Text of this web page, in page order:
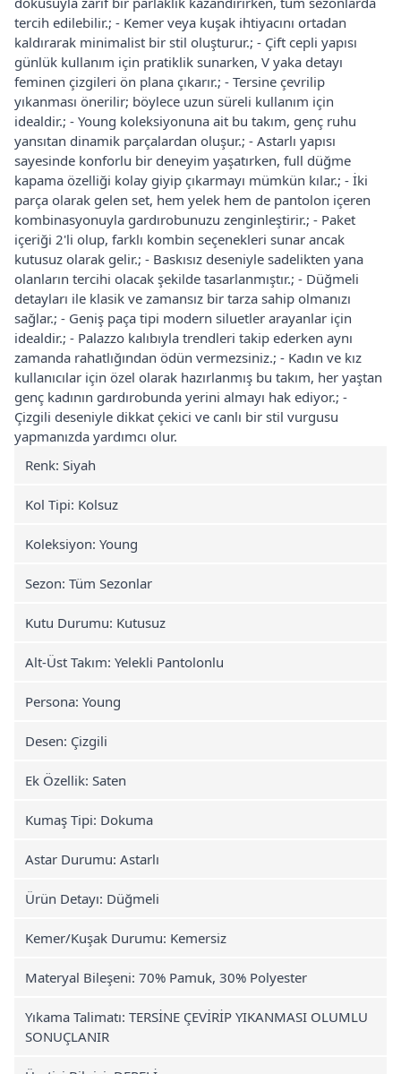
tercih edilebilir.; - Kemer veya kuşak ihtiyacını ortadan
kaldırarak minimalist bir stil oluşturur.; - Çift cepli yapısı
günlük kullanım için pratiklik sunarken, V yaka detayı
feminen çizgileri ön plana çıkarır.; - Tersine çevrilip
yıkanması önerilir; böylece uzun süreli kullanım için
idealdir.; - Young koleksiyonuna ait bu takım, genç ruhu
yansıtan dinamik parçalardan oluşur.; - Astarlı yapısı
sayesinde konforlu bir deneyim yaşatırken, full düğme
kapama özelliği kolay giyip çıkarmayı mümkün kılar.; - İki
parça olarak gelen set, hem yelek hem de pantolon içeren
kombinasyonuyla gardırobunuzu zenginleştirir.; - Paket
içeriği 2'li olup, farklı kombin seçenekleri sunar ancak
kutusuz olarak gelir.; - Baskısız deseniyle sadelikten yana
olanların tercihi olacak şekilde tasarlanmıştır.; - Düğmeli
detayları ile klasik ve zamansız bir tarza sahip olmanızı
sağlar.; - Geniş paça tipi modern siluetler arayanlar için
idealdir.; - Palazzo kalıbıyla trendleri takip ederken aynı
zamanda rahatlığından ödün vermezsiniz.; - Kadın ve kız
kullanıcılar için özel olarak hazırlanmış bu takım, her yaştan
genç kadının gardırobunda yerini almayı hak ediyor.; -
Çizgili deseniyle dikkat çekici ve canlı bir stil vurgusu
yapmanızda yardımcı olur.
Renk: Siyah
Kol Tipi: Kolsuz
Koleksiyon: Young
Sezon: Tüm Sezonlar
Kutu Durumu: Kutusuz
Alt-Üst Takım: Yelekli Pantolonlu
Persona: Young
Desen: Çizgili
Ek Özellik: Saten
Kumaş Tipi: Dokuma
Astar Durumu: Astarlı
Ürün Detayı: Düğmeli
Kemer/Kuşak Durumu: Kemersiz
Materyal Bileşeni: 70% Pamuk, 30% Polyester
Yıkama Talimatı: TERSİNE ÇEVİRİP YIKANMASI OLUMLU
SONUÇLANIR